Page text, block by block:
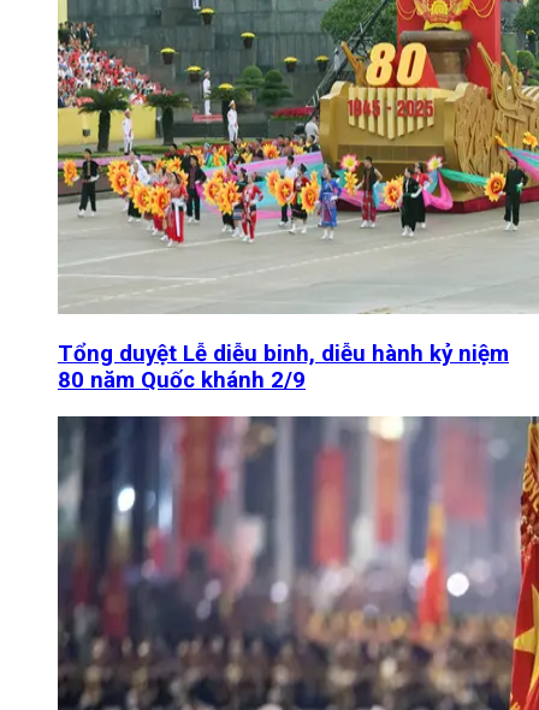
Tổng duyệt Lễ diễu binh, diễu hành kỷ niệm
80 năm Quốc khánh 2/9